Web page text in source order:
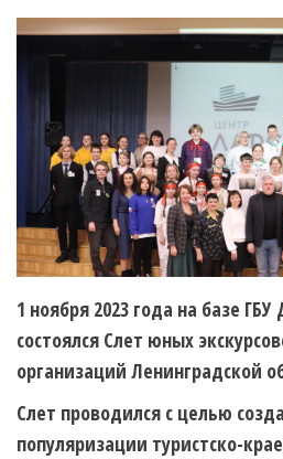
1 ноября 2023 года на базе
состоялся Слет юных
организаций Ленинградской
Слет проводился с целью
популяризации туристско-